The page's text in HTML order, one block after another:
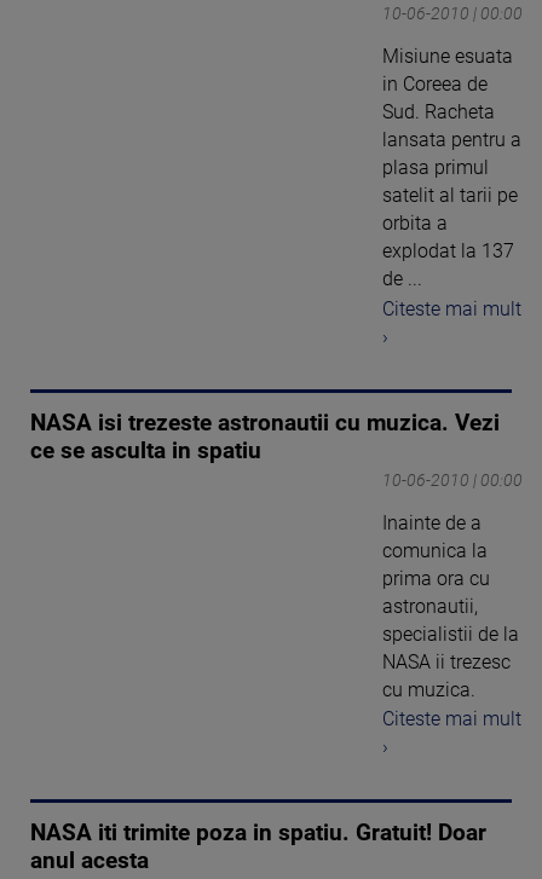
10-06-2010 | 00:00
Misiune esuata
in Coreea de
Sud. Racheta
lansata pentru a
plasa primul
satelit al tarii pe
orbita a
explodat la 137
de ...
Citeste mai mult
›
NASA isi trezeste astronautii cu muzica. Vezi
ce se asculta in spatiu
10-06-2010 | 00:00
Inainte de a
comunica la
prima ora cu
astronautii,
specialistii de la
NASA ii trezesc
cu muzica.
Citeste mai mult
›
NASA iti trimite poza in spatiu. Gratuit! Doar
anul acesta